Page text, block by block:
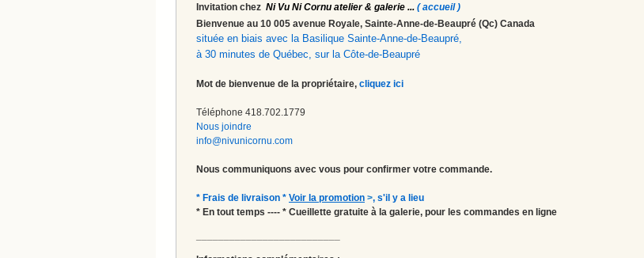
Invitation chez Ni Vu Ni Cornu atelier & galerie ... ( accueil )
Bienvenue au 10 005 avenue Royale, Sainte-Anne-de-Beaupré (Qc) Canada
située en biais avec la Basilique Sainte-Anne-de-Beaupré,
à 30 minutes de Québec, sur la Côte-de-Beaupré
Mot de bienvenue de la propriétaire, cliquez ici
Téléphone 418.702.1779
Nous joindre
info@nivunicornu.com
Nous communiquons avec vous pour confirmer votre commande.
* Frais de livraison * Voir la promotion >, s'il y a lieu
* En tout temps ---- * Cueillette gratuite à la galerie, pour les commandes en ligne